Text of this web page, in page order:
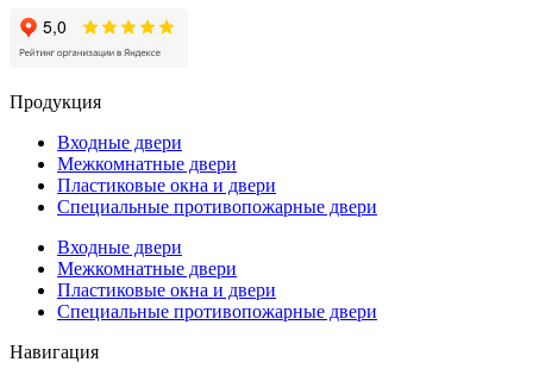
Продукция
Входные двери
Межкомнатные двери
Пластиковые окна и двери
Специальные противопожарные двери
Входные двери
Межкомнатные двери
Пластиковые окна и двери
Специальные противопожарные двери
Навигация